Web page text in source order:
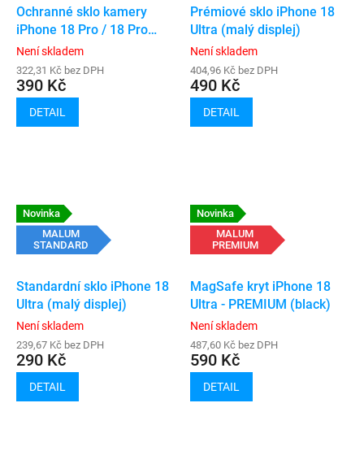
Ochranné sklo kamery
iPhone 18 Pro / 18 Pro
Max
Není skladem
322,31 Kč bez DPH
390 Kč
DETAIL
Prémiové sklo iPhone 18
Ultra (malý displej)
Není skladem
404,96 Kč bez DPH
490 Kč
DETAIL
Novinka
MALUM
STANDARD
Standardní sklo iPhone 18
Ultra (malý displej)
Není skladem
239,67 Kč bez DPH
290 Kč
DETAIL
Novinka
MALUM
PREMIUM
MagSafe kryt iPhone 18
Ultra - PREMIUM (black)
Není skladem
487,60 Kč bez DPH
590 Kč
DETAIL